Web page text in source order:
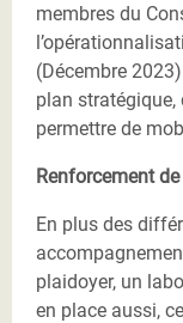
membres du
(Décembre
plan stratégique,
permettre de
Renforcement
En plus des
plaidoyer, un
en place aussi,